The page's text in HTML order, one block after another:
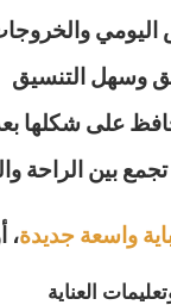
اليومي
وسهل التنسيق
على شكلها
بين الراحة
واسعة جديدة،
العناية